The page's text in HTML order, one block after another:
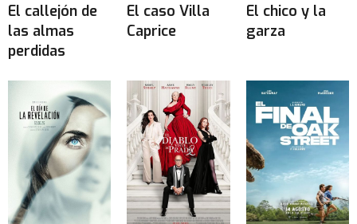
El callejón de
las almas
perdidas
El caso Villa
Caprice
El chico y la
garza